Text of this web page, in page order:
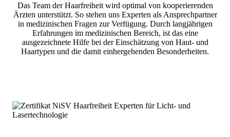
Das Team der Haarfreiheit wird optimal von kooperierenden
Ärzten unterstützt. So stehen uns Experten als Ansprechpartner
in medizinischen Fragen zur Verfügung. Durch langjährigen
Erfahrungen im medizinischen Bereich, ist das eine
ausgezeichnete Hilfe bei der Einschätzung von Haut- und
Haartypen und die damit einhergehenden Besonderheiten.